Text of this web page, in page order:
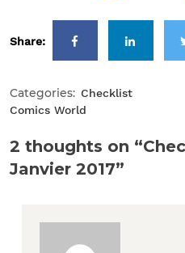
Share:
Categories: Checklist
Comics World
2 thoughts on
Janvier 2017”